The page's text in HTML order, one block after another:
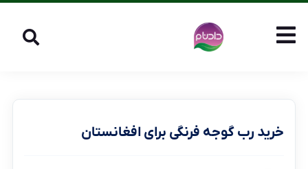
خرید رب گوجه فرنگی برای افغانستان